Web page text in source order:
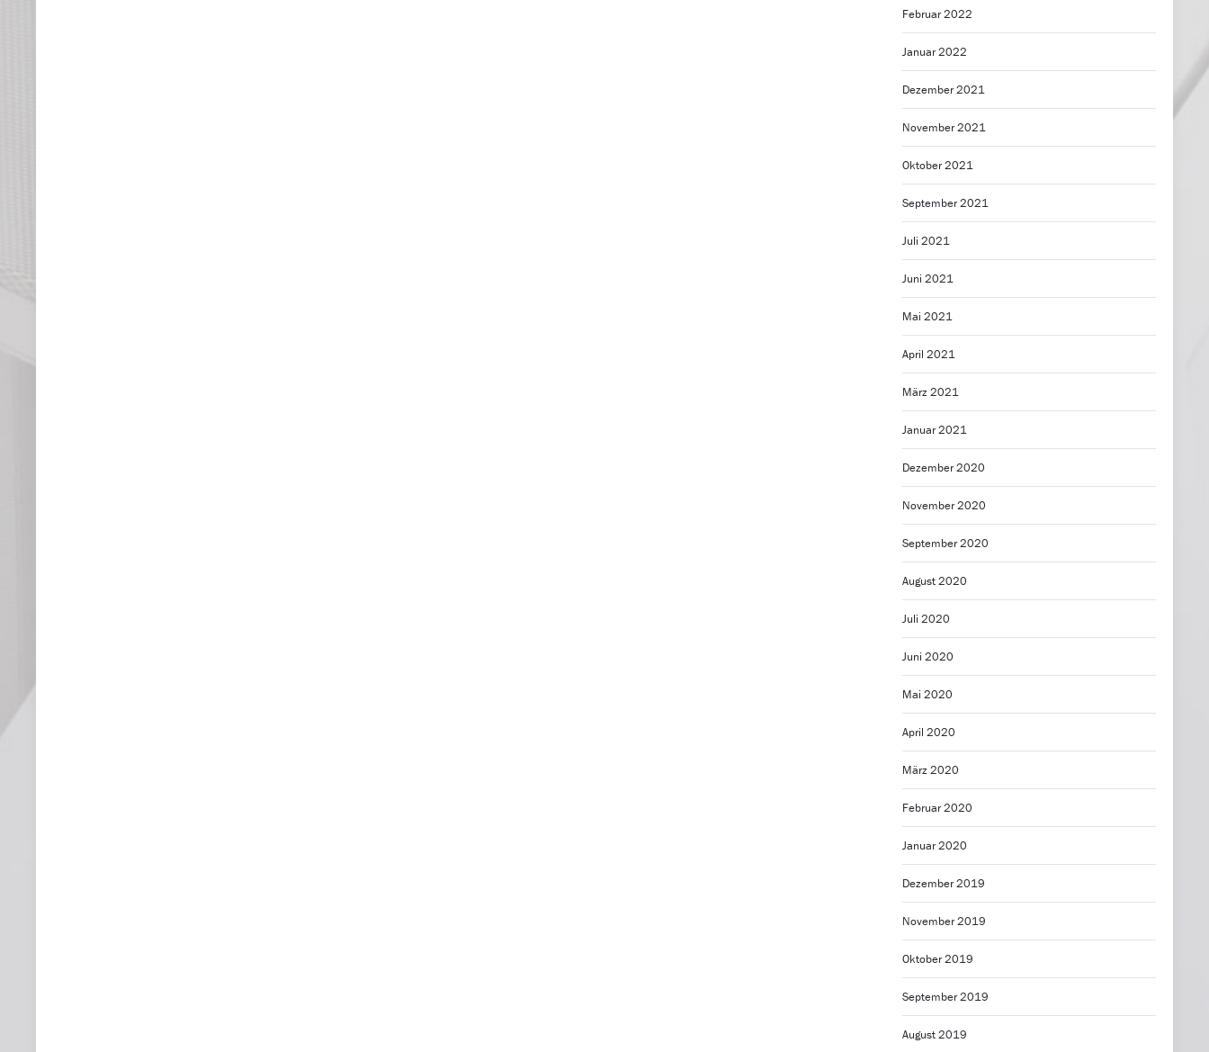
Februar 2022
Januar 2022
Dezember 2021
November 2021
Oktober 2021
September 2021
Juli 2021
Juni 2021
Mai 2021
April 2021
März 2021
Januar 2021
Dezember 2020
November 2020
September 2020
August 2020
Juli 2020
Juni 2020
Mai 2020
April 2020
März 2020
Februar 2020
Januar 2020
Dezember 2019
November 2019
Oktober 2019
September 2019
August 2019